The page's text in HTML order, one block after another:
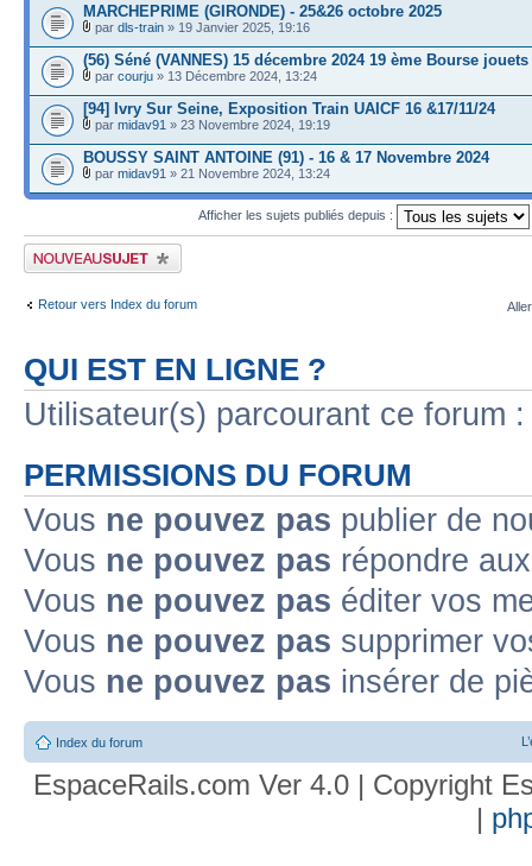
MARCHEPRIME (GIRONDE) - 25&26 octobre 2025
par dls-train » 19 Janvier 2025, 19:16
(56) Séné (VANNES) 15 décembre 2024 19 ème Bourse
par courju » 13 Décembre 2024, 13:24
[94] Ivry Sur Seine, Exposition Train UAICF 16 &17/11/24
par midav91 » 23 Novembre 2024, 19:19
BOUSSY SAINT ANTOINE (91) - 16 & 17 Novembre 2024
par midav91 » 21 Novembre 2024, 13:24
Afficher les sujets publiés depuis :
Publier un nouveau sujet
Retour vers Index du forum
QUI EST EN LIGNE ?
Utilisateur(s) parcourant ce forum
PERMISSIONS DU FORUM
Vous ne pouvez pas publier de
Vous ne pouvez pas répondre
Vous ne pouvez pas éditer vos
Vous ne pouvez pas supprimer
Vous ne pouvez pas insérer de
Index du forum
EspaceRails.com Ver 4.0 | Copyright
|